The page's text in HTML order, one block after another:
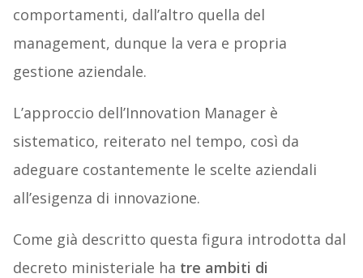
comportamenti, dall’altro quella del
management, dunque la vera e propria
gestione aziendale.
L’approccio dell’Innovation Manager è
sistematico, reiterato nel tempo, così da
adeguare costantemente le scelte aziendali
all’esigenza di innovazione.
Come già descritto questa figura introdotta dal
decreto ministeriale ha tre ambiti di